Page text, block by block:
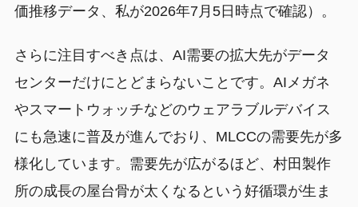
価推移データ、私が2026年7月5日時点で確認）。
さらに注目すべき点は、AI需要の拡大先がデータ
センターだけにとどまらないことです。AIメガネ
やスマートウォッチなどのウェアラブルデバイス
にも急速に普及が進んでおり、MLCCの需要先が多
様化しています。需要先が広がるほど、村田製作
所の成長の屋台骨が太くなるという好循環が生ま